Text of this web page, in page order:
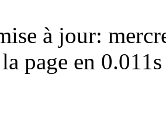
à jour:
page en 0.011s